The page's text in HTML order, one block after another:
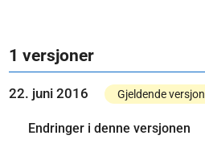
1 versjoner
22. juni 2016 Gjeldende versjon
Endringer i denne versjonen